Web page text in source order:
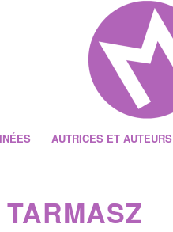
AUTRICES ET AUTEURS
TARMASZ